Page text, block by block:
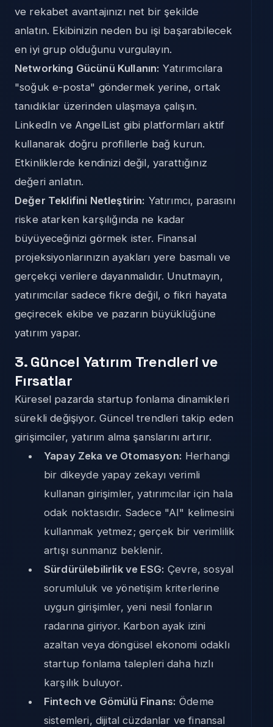
ve rekabet avantajınızı net bir şekilde
anlatın. Ekibinizin neden bu işi başarabilecek
en iyi grup olduğunu vurgulayın.
Networking Gücünü Kullanın: Yatırımcılara
"soğuk e-posta" göndermek yerine, ortak
tanıdıklar üzerinden ulaşmaya çalışın.
LinkedIn ve AngelList gibi platformları aktif
kullanarak doğru profillerle bağ kurun.
Etkinliklerde kendinizi değil, yarattığınız
değeri anlatın.
Değer Teklifini Netleştirin: Yatırımcı, parasını
riske atarken karşılığında ne kadar
büyüyeceğinizi görmek ister. Finansal
projeksiyonlarınızın ayakları yere basmalı ve
gerçekçi verilere dayanmalıdır. Unutmayın,
yatırımcılar sadece fikre değil, o fikri hayata
geçirecek ekibe ve pazarın büyüklüğüne
yatırım yapar.
3. Güncel Yatırım Trendleri ve
Fırsatlar
Küresel pazarda startup fonlama dinamikleri
sürekli değişiyor. Güncel trendleri takip eden
girişimciler, yatırım alma şanslarını artırır.
Yapay Zeka ve Otomasyon: Herhangi
bir dikeyde yapay zekayı verimli
kullanan girişimler, yatırımcılar için hala
odak noktasıdır. Sadece "AI" kelimesini
kullanmak yetmez; gerçek bir verimlilik
artışı sunmanız beklenir.
Sürdürülebilirlik ve ESG: Çevre, sosyal
sorumluluk ve yönetişim kriterlerine
uygun girişimler, yeni nesil fonların
radarına giriyor. Karbon ayak izini
azaltan veya döngüsel ekonomi odaklı
startup fonlama talepleri daha hızlı
karşılık buluyor.
Fintech ve Gömülü Finans: Ödeme
sistemleri, dijital cüzdanlar ve finansal